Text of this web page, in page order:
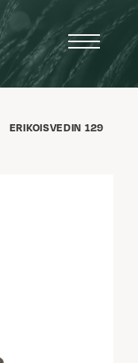
ERIKOISVEDIN 129